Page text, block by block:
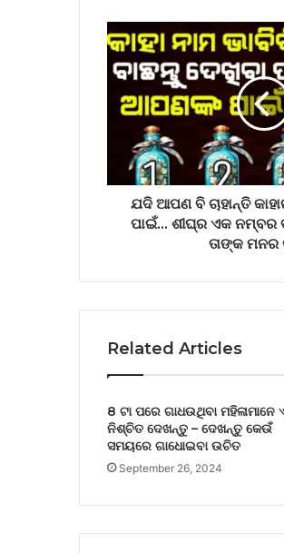
ଯଦି ଆପଣ ବି ଚାହାନ୍ତି
ପାଇଁ… ଶୀଘ୍ର ଏକ ନମ୍ବର
ତାଙ୍କ ମନର
Related Articles
8 ଟା ପରେ ଗାଧଉଥିବା ମହିଳାମାନେ
ନିଶ୍ଚିତ ଦେଖନ୍ତୁ – ଦେଖନ୍ତୁ କେଉଁ
ସମୟରେ ଗାଧୋଇବା ଉଚିତ
September 26, 2024